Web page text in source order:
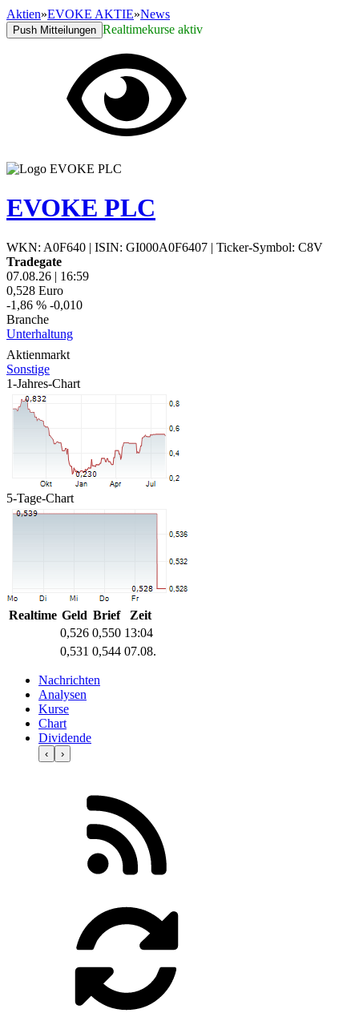
Aktien»EVOKE AKTIE»News
Push Mitteilungen Realtimekurse aktiv
EVOKE PLC
WKN: A0F640 | ISIN: GI000A0F6407 | Ticker-Symbol: C8V
Tradegate
07.08.26 | 16:59
0,528 Euro
-1,86 % -0,010
Branche
Unterhaltung
Aktienmarkt
Sonstige
1-Jahres-Chart
5-Tage-Chart
Realtime Geld Brief
Zeit
0,526 0,550 13:04
0,531 0,544 07.08.
Nachrichten
Analysen
Kurse
Chart
Dividende
‹ ›